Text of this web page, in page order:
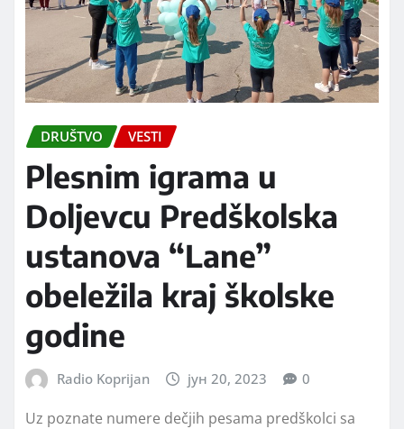
DRUŠTVO VESTI
Plesnim igrama u
Doljevcu Predškolska
ustanova “Lane”
obeležila kraj školske
godine
Radio Koprijan јун 20, 2023 0
Uz poznate numere dečjih pesama predškolci sa